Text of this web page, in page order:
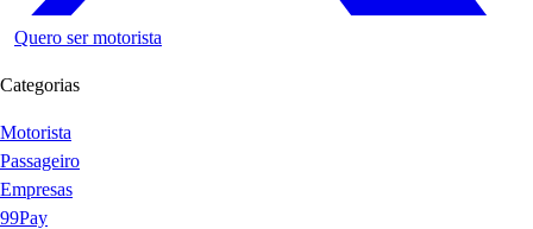
Quero ser motorista
Categorias
Motorista
Passageiro
Empresas
99Pay